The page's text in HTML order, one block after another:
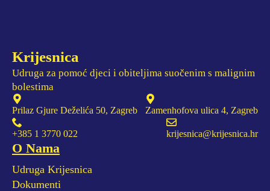
Krijesnica
Udruga za pomoć djeci i obiteljima suočenim s malignim
bolestima
Prilaz Gjure Deželića 50, Zagreb Zamenhofova ulica 4, Zagreb
+385 1 3770 022 krijesnica@krijesnica.hr
O Nama
Udruga Krijesnica
Dokumenti